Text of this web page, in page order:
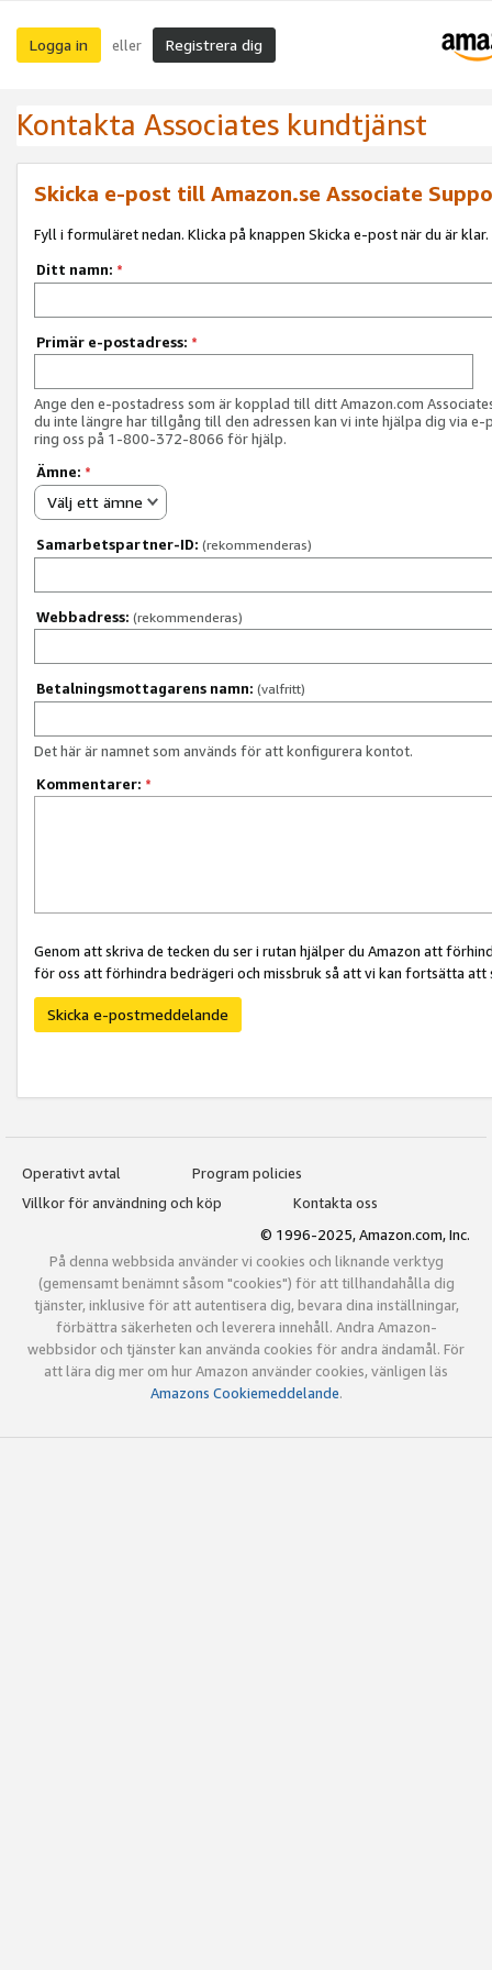
Logga in eller Registrera dig
Kontakta Associates kundtjänst
Skicka e-post till Amazon.se Associate
Fyll i formuläret nedan. Klicka på knappen Skicka e-post när du är klar.
Ditt namn: *
Primär e-postadress: *
Ange den e-postadress som är kopplad till ditt Amazon.com
du inte längre har tillgång till den adressen kan vi inte hjälpa dig via e-
ring oss på 1-800-372-8066 för hjälp.
Ämne: *
Välj ett ämne
Samarbetspartner-ID: (rekommenderas)
Webbadress: (rekommenderas)
Betalningsmottagarens namn: (valfritt)
Det här är namnet som används för att konfigurera kontot.
Kommentarer: *
Genom att skriva de tecken du ser i rutan hjälper du Amazon att
för oss att förhindra bedrägeri och missbruk så att vi kan fortsätta
Skicka e-postmeddelande
Operativt avtal
Program policies
Villkor för användning och köp
Kontakta oss
© 1996-2025, Amazon.com, Inc.
På denna webbsida använder vi cookies och liknande verktyg
(gemensamt benämnt såsom "cookies") för att tillhandahålla dig
tjänster, inklusive för att autentisera dig, bevara dina inställningar,
förbättra säkerheten och leverera innehåll. Andra Amazon-
webbsidor och tjänster kan använda cookies för andra ändamål. För
att lära dig mer om hur Amazon använder cookies, vänligen läs
Amazons Cookiemeddelande.